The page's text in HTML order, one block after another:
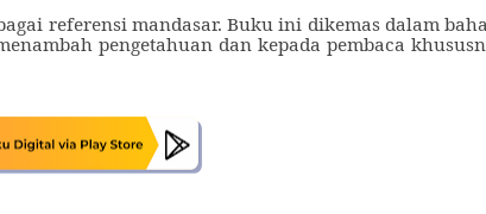
referensi mandasar. Buku ini dikemas dalam
pengetahuan dan kepada pembaca